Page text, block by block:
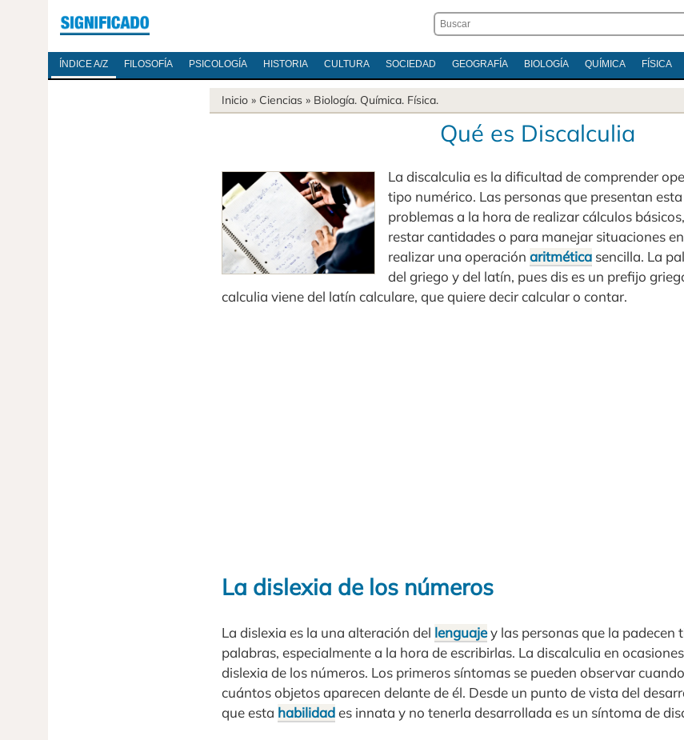
ÍNDICE A/Z FILOSOFÍA PSICOLOGÍA HISTORIA CULTURA SOCIEDAD GEOGRAFÍA BIOLOGÍA QUÍMICA FÍSICA
Inicio » Ciencias » Biología. Química. Física.
Qué es Discalculia
La discalculia es la dificultad de comprender
tipo numérico. Las personas que presentan
problemas a la hora de realizar cálculos
restar cantidades o para manejar situaciones
realizar una operación aritmética sencilla. La
del griego y del latín, pues dis es un prefijo
calculia viene del latín calculare, que quiere decir calcular o contar.
La dislexia de los números
La dislexia es la una alteración del lenguajey las personas que la padecen
palabras, especialmente a la hora de escribirlas. La discalculia en
dislexia de los números. Los primeros síntomas se pueden observar
cuántos objetos aparecen delante de él. Desde un punto de vista del
que esta habilidades innata y no tenerla desarrollada es un síntoma de